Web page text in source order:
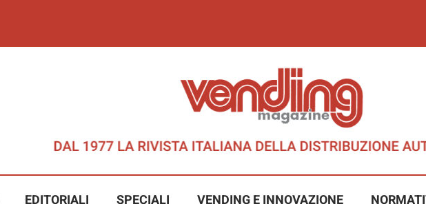
EDITORIALI SPECIALI VENDING E INNOVAZIONE